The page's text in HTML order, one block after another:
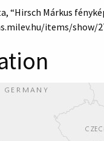
“Hirsch Márkus
items/show/